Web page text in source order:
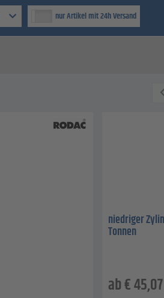
nur Artikel mit 24h Versand
niedriger
Tonnen
ab€45,07